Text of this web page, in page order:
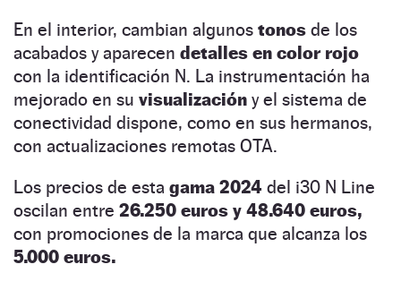
En el interior, cambian algunos tonos de los
acabados y aparecen detalles en color rojo
con la identificación N. La instrumentación ha
mejorado en su visualización y el sistema de
conectividad dispone, como en sus hermanos,
con actualizaciones remotas OTA.
Los precios de esta gama 2024 del i30 N Line
oscilan entre 26.250 euros y 48.640 euros,
con promociones de la marca que alcanza los
5.000 euros.